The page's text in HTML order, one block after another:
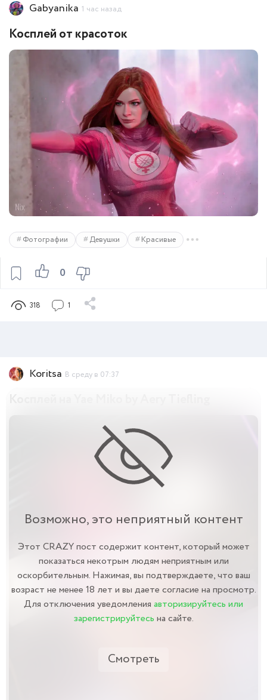
0
Gabyanika 1 час назад
Косплей от красоток
Фотографии Девушки Красивые
318 1
Koritsa В среду в 07:37
Возможно, это неприятный контент
Этот CRAZY пост содержит контент, который может
показаться некотрым людям неприятным или
оскорбительным. Нажимая, вы подтверждаете, что ваш
возраст не менее 18 лет и вы даете согласие на просмотр.
Для отключения уведомления авторизируйтесь или
зарегистрируйтесь на сайте.
Смотреть